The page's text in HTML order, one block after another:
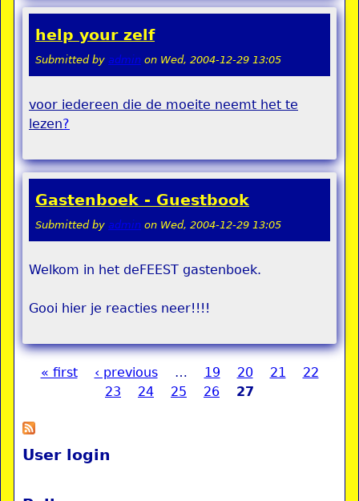
help your zelf
Submitted by admin on Wed, 2004-12-29 13:05
voor iedereen die de moeite neemt het te
lezen?
Gastenboek - Guestbook
Submitted by admin on Wed, 2004-12-29 13:05
Welkom in het deFEEST gastenboek.
Gooi hier je reacties neer!!!!
« first ‹ previous … 19 20 21
22
23
24 25 26 27
User login